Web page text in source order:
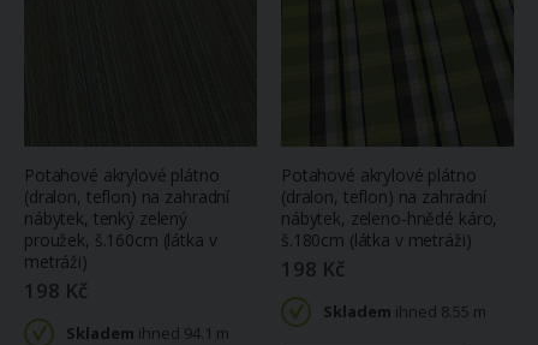
Potahové akrylové plátno
(dralon, teflon) na zahradní
nábytek, tenký zelený
proužek, š.160cm (látka v
metráži)
198 Kč
Skladem ihned 94.1 m
Potahové akrylové plátno
(dralon, teflon) na zahradní
nábytek, zeleno-hnědé káro,
š.180cm (látka v metráži)
198 Kč
Skladem ihned 8.55 m